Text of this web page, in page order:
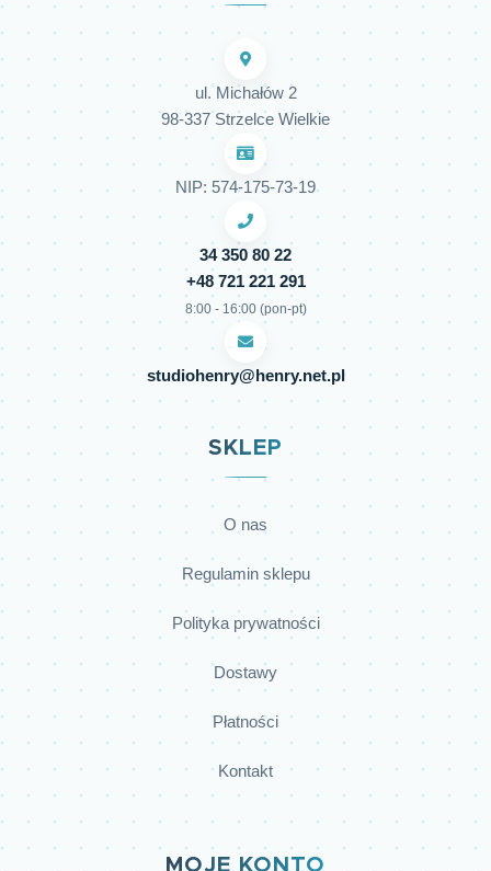
ul. Michałów 2
98-337 Strzelce Wielkie
NIP: 574-175-73-19
34 350 80 22
+48 721 221 291
8:00 - 16:00 (pon-pt)
studiohenry@henry.net.pl
SKLEP
O nas
Regulamin sklepu
Polityka prywatności
Dostawy
Płatności
Kontakt
MOJE KONTO